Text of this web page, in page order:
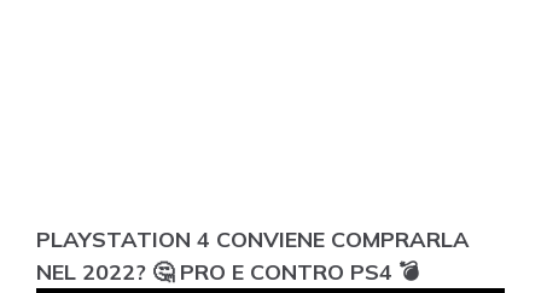
PLAYSTATION 4 CONVIENE COMPRARLA
NEL 2022? 🤔 PRO E CONTRO PS4 💣